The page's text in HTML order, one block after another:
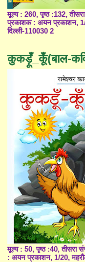
मूल्य : 260, पृष्ठ :132,
प्रकाशक : अयन प्रकाशन, 1/
दिल्ली-110030 2
कुकड़ूँ_कूँ(बाल-
मूल्य : 50, पृष्ठ :40, तीसरा
: अयन प्रकाशन, 1/20,